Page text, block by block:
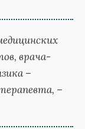
врача-
–
–